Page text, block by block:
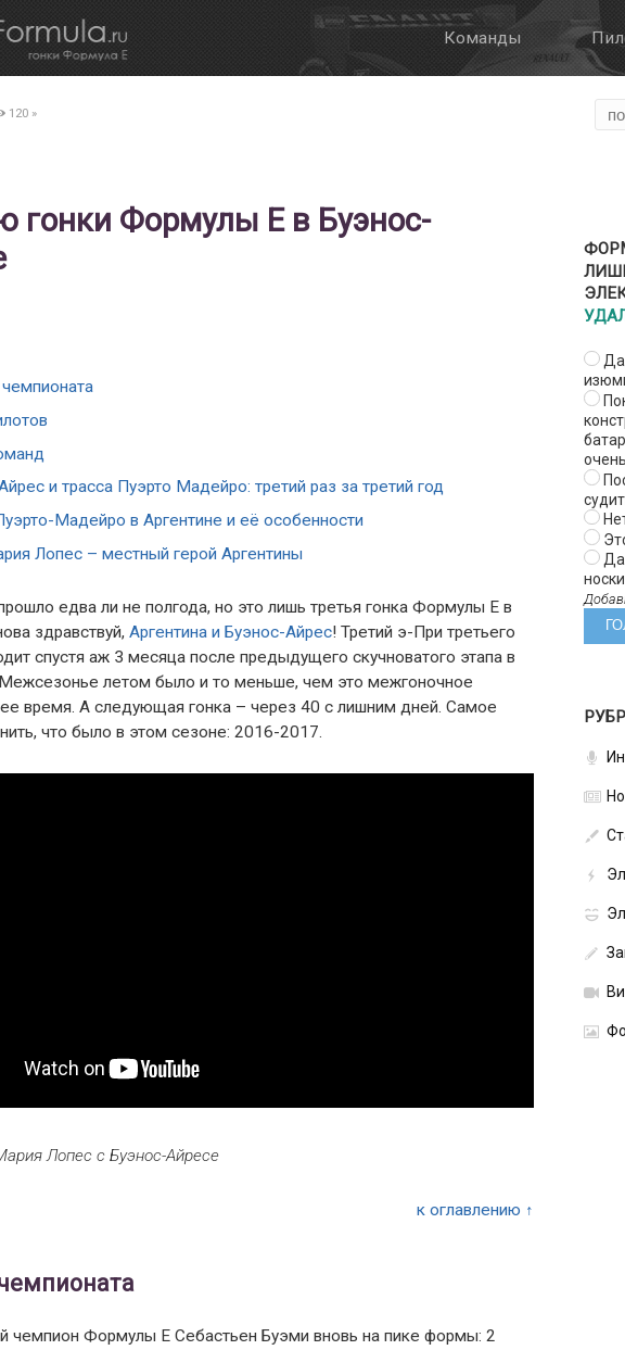
Команды
Онлайн
120»
гонки Формулы Е в Буэнос-
и трасса Пуэрто Мадейро: третий раз за третий год
Мадейро в Аргентине и её особенности
Лопес – местный герой Аргентины
едва ли не полгода, но это лишь третья гонка Формулы Е в
здравствуй,Аргентина и Буэнос-Айрес! Третий э-При третьего
спустя аж 3 месяца после предыдущего скучноватого этапа в
летом было и то меньше, чем это межгоночное
время. А следующая гонка – через 40 с лишним дней. Самое
что было в этом сезоне: 2016-2017.
Лопес с Буэнос-Айресе
к оглавлению ↑
чемпион Формулы Е Себастьен Буэми вновь на пике формы: 2
Да,
Да